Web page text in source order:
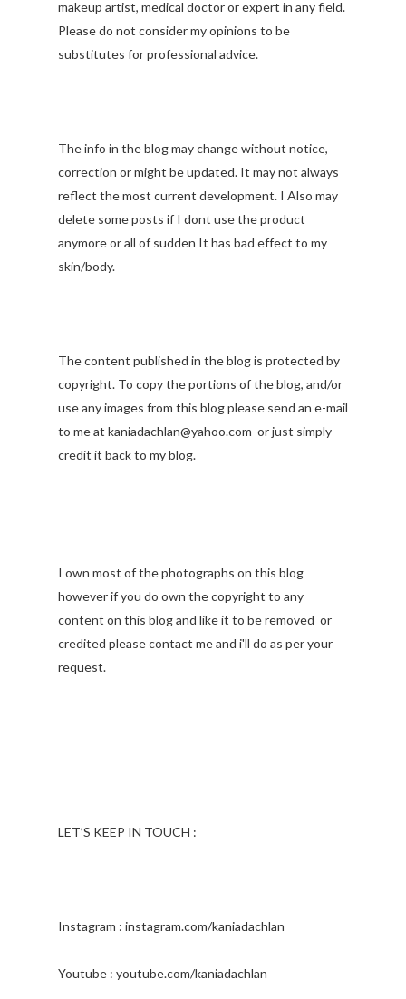
makeup artist, medical doctor or expert in any field.
Please do not consider my opinions to be
substitutes for professional advice.
The info in the blog may change without notice,
correction or might be updated. It may not always
reflect the most current development. I Also may
delete some posts if I dont use the product
anymore or all of sudden It has bad effect to my
skin/body.
The content published in the blog is protected by
copyright. To copy the portions of the blog, and/or
use any images from this blog please send an e-mail
to me at kaniadachlan@yahoo.com or just simply
credit it back to my blog.
I own most of the photographs on this blog
however if you do own the copyright to any
content on this blog and like it to be removed or
credited please contact me and i'll do as per your
request.
LET’S KEEP IN TOUCH :
Instagram : instagram.com/kaniadachlan
Youtube : youtube.com/kaniadachlan